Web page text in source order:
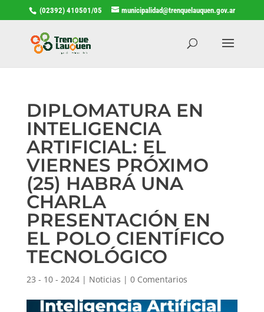
(02392) 410501/05 municipalidad@trenquelauquen.gov.ar
DIPLOMATURA EN
INTELIGENCIA
ARTIFICIAL: EL
VIERNES PRÓXIMO
(25) HABRÁ UNA
CHARLA
PRESENTACIÓN EN
EL POLO CIENTÍFICO
TECNOLÓGICO
23 - 10 - 2024| Noticias | 0 Comentarios